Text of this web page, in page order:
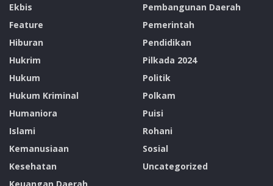
Ekbis
Feature
Hiburan
Hukrim
Hukum
Hukum Kriminal
Humaniora
Islami
Kemanusiaan
Kesehatan
Keuangan Daerah
Pembangunan Daerah
Pemerintah
Pendidikan
Pilkada 2024
Politik
Polkam
Puisi
Rohani
Sosial
Uncategorized